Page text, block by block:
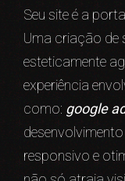
Seu site é a
Uma criação de
esteticamente
experiência
como: google
responsivo e